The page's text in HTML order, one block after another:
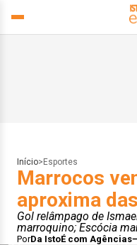
Início> Esportes
Marrocos
aproxima
Gol relâmpago de
marroquino; Escócia
PorDa IstoÉ com Agências